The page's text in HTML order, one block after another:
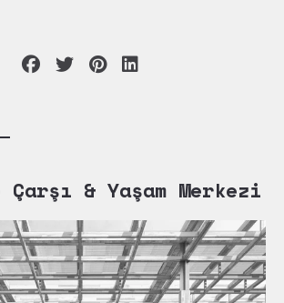
Çarşı & Yaşam Merkezi